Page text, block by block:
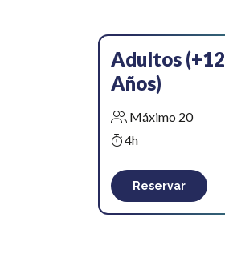
Adultos (+12
Años)
Máximo 20
4h
Reservar